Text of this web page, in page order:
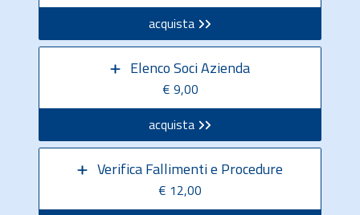
acquista
Elenco Soci Azienda
€ 9,00
acquista
Verifica Fallimenti e Procedure
€ 12,00